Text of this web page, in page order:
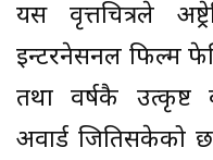
यस वृत्तचित्रले
इन्टरनेसनल फिल्म
तथा वर्षकै उत्कृष्ट
अवार्ड जितिसकेको